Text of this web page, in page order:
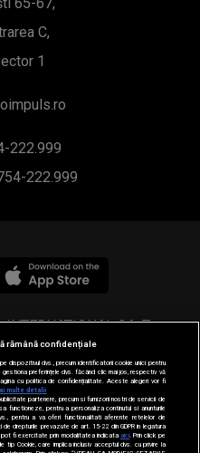
65-67,
C,
1
222.999
222.999
SA, Toate
rămână confidențiale
dispozitivul dvs., precum identificatorii cookie unici pentru
preferințele dvs. făcând clic mai jos, respectiv vă
cu politica de confidențialitate. Aceste alegeri vor fi
multe detalii
partenere, precum si furnizorii nostri de servicii de
functioneze, pentru a personaliza continutul si anunturile
pentru a va oferi functionalitati aferente retelelor de
drepturile prevazute de art. 15-22 din GDPR in legatura
fi exercitate prin modalitatea indicataaici . Prin click pe
tip Cookie, care implica inclusiv acceptul dvs. cu privire la